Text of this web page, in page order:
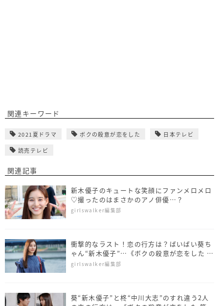
関連キーワード
2021夏ドラマ ボクの殺意が恋をした 日本テレビ
読売テレビ
関連記事
新木優子のキュートな笑顔にファンメロメロ
♡撮ったのはまさかのアノ俳優…？
girlswalker編集部
衝撃的なラスト！恋の行方は？ばいばい葵ち
ゃん“新木優子”…《ボクの殺意が恋をした 最
終話あらすじ》
girlswalker編集部
葵“新木優子”と柊“中川大志”のすれ違う2人